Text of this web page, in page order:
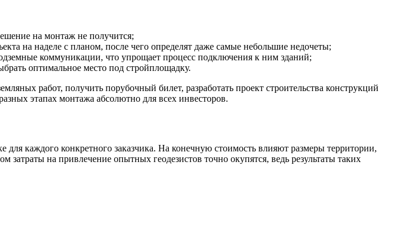
на монтаж не получится;
на наделе с планом, после чего определят даже самые небольшие недочеты;
коммуникации, что упрощает процесс подключения к ним зданий;
оптимальное место под стройплощадку.
работ, получить порубочный билет, разработать проект строительства конструкций
этапах монтажа абсолютно для всех инвесторов.
для каждого конкретного заказчика. На конечную стоимость влияют размеры территории,
на привлечение опытных геодезистов точно окупятся, ведь результаты таких